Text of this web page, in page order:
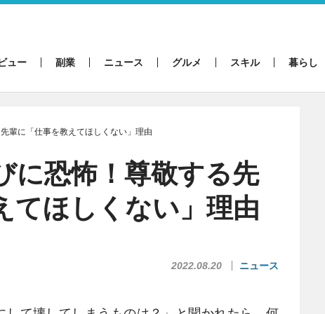
ュー 副業 ニュース グルメ スキル 暮らし
輩に「仕事を教えてほしくない」理由
に恐怖！尊敬する先
てほしくない」理由
2022.08.20 ニュース